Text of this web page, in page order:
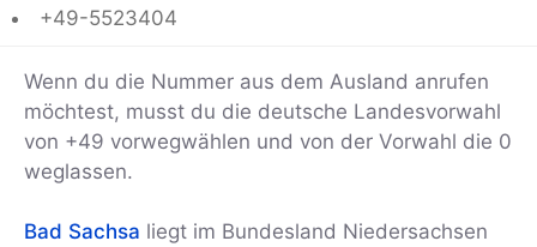
+49-5523404
Wenn du die Nummer aus dem Ausland anrufen
möchtest, musst du die deutsche Landesvorwahl
von +49 vorwegwählen und von der Vorwahl die 0
weglassen.
Bad Sachsa liegt im Bundesland Niedersachsen